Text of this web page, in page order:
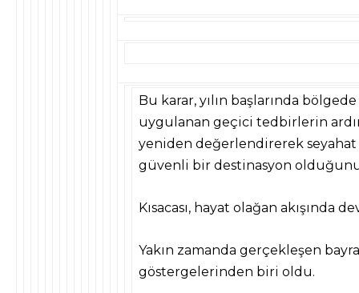
Bu karar, yılın başlarında
uygulanan geçici tedbirlerin
yeniden değerlendirerek seyahat
güvenli bir destinasyon
Kısacası, hayat olağan akışında
Yakın zamanda gerçekleşen
göstergelerinden biri oldu.